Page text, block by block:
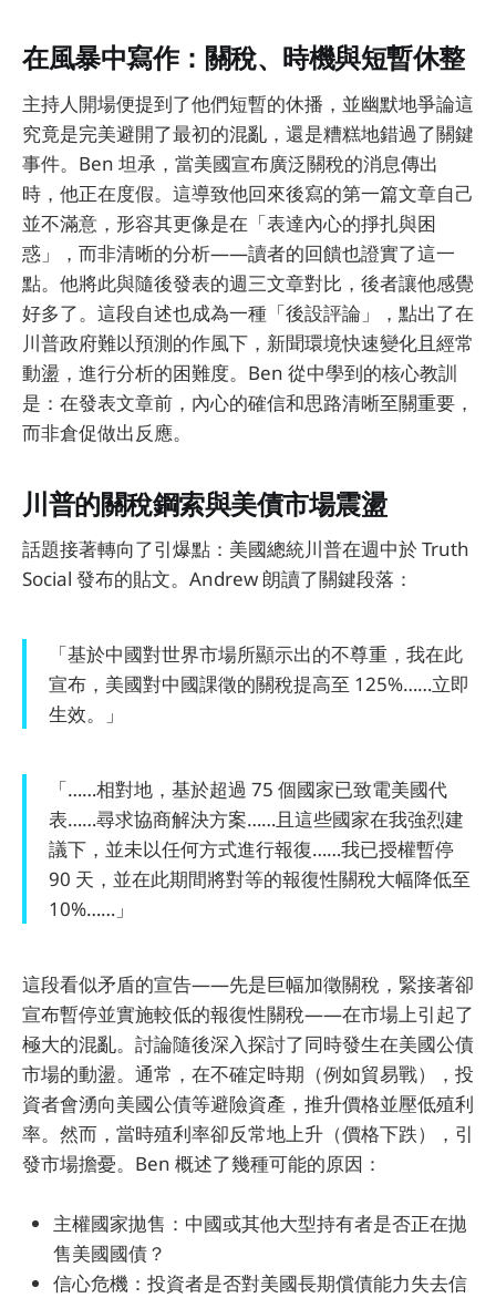
在風暴中寫作：關稅、時機與短暫休整
主持人開場便提到了他們短暫的休播，並幽默地爭論這
究竟是完美避開了最初的混亂，還是糟糕地錯過了關鍵
事件。Ben 坦承，當美國宣布廣泛關稅的消息傳出
時，他正在度假。這導致他回來後寫的第一篇文章自己
並不滿意，形容其更像是在「表達內心的掙扎與困
惑」，而非清晰的分析——讀者的回饋也證實了這一
點。他將此與隨後發表的週三文章對比，後者讓他感覺
好多了。這段自述也成為一種「後設評論」，點出了在
川普政府難以預測的作風下，新聞環境快速變化且經常
動盪，進行分析的困難度。Ben 從中學到的核心教訓
是：在發表文章前，內心的確信和思路清晰至關重要，
而非倉促做出反應。
川普的關稅鋼索與美債市場震盪
話題接著轉向了引爆點：美國總統川普在週中於 Truth
Social 發布的貼文。Andrew 朗讀了關鍵段落：
「基於中國對世界市場所顯示出的不尊重，我在此
宣布，美國對中國課徵的關稅提高至 125%……立即
生效。」
「……相對地，基於超過 75 個國家已致電美國代
表……尋求協商解決方案……且這些國家在我強烈建
議下，並未以任何方式進行報復……我已授權暫停
90 天，並在此期間將對等的報復性關稅大幅降低至
10%……」
這段看似矛盾的宣告——先是巨幅加徵關稅，緊接著卻
宣布暫停並實施較低的報復性關稅——在市場上引起了
極大的混亂。討論隨後深入探討了同時發生在美國公債
市場的動盪。通常，在不確定時期（例如貿易戰），投
資者會湧向美國公債等避險資產，推升價格並壓低殖利
率。然而，當時殖利率卻反常地上升（價格下跌），引
發市場擔憂。Ben 概述了幾種可能的原因：
主權國家拋售：中國或其他大型持有者是否正在拋
售美國國債？
信心危機：投資者是否對美國長期償債能力失去信